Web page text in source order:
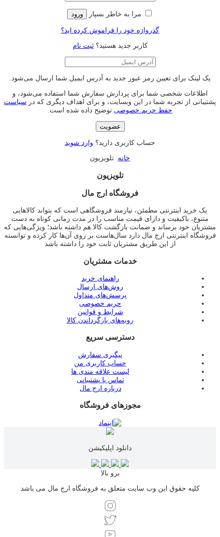
مرا به خاطر بسپار ورود
گذرواژه خود را فراموش کرده اید؟
کاربر جدید هستید؟ثبت نام
یک لینک برای تعیین رمز عبور جدید به آدرس ایمیل شما ارسال می‌شود.
اطلاعات شخصی شما برای پردازش سفارش شما استفاده می‌شود، و
پشتیبانی از تجربه شما در این وبسایت، و برای اهداف دیگری که در سیاست
حفظ حریم خصوصی توضیح داده شده است.
عضویت
حساب کاربری دارید؟ وارد شوید
خانه تلویزیون
تلویزیون
فروشگاه ارج مال
یک خرید اینترنتی مطمئن، نیازمند فروشگاهی است که بتواند کالاهایی
متنوع، باکیفیت و دارای قیمت مناسب را در مدت زمانی کوتاه به دست
مشتریان خود برساند و ضمانت بازگشت کالا هم داشته باشد؛ ویژگی‌هایی که
فروشگاه اینترنتی ارج مال دارد سال‌هاست بر روی آن‌ها کار کرده و توانسته
از این طریق مشتریان ثابت خود را داشته باشد
خدمات مشتریان
راهنمای خرید
روش‌های ارسال
پرسش‌های متداول
حریم خصوصی
شرایط و قوانین
رویه‌های بازگرداندن کالا
دسترسی سریع
پیگیری سفارش
حساب کاربری من
لیست علاقه مندی ها
تماس با پشتیبانی
درباره ارج مال
مجوزهای فروشگاه
دانلود اپلیکیشن
برو بالا
کلیه حقوق این وب سایت متعلق به فروشگاه ارج مال می باشد